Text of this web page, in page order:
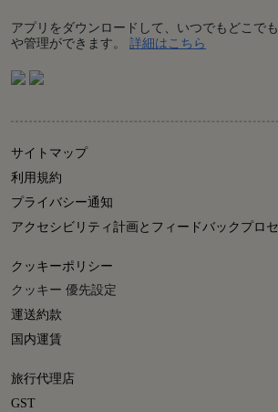
アプリをダウンロードして、いつでもどこで
や管理ができます。 詳細はこちら
サイトマップ
利用規約
プライバシー通知
アクセシビリティ計画とフィードバックプロ
クッキーポリシー
クッキー 優先設定
運送約款
国内運賃
旅行代理店
GST